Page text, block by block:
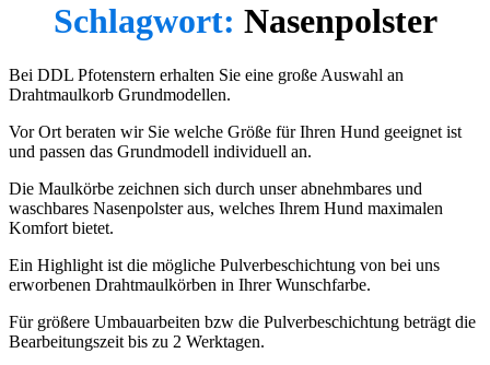
Schlagwort: Nasenpolster
Bei DDL Pfotenstern erhalten Sie eine große Auswahl an
Drahtmaulkorb Grundmodellen.
Vor Ort beraten wir Sie welche Größe für Ihren Hund geeignet ist
und passen das Grundmodell individuell an.
Die Maulkörbe zeichnen sich durch unser abnehmbares und
waschbares Nasenpolster aus, welches Ihrem Hund maximalen
Komfort bietet.
Ein Highlight ist die mögliche Pulverbeschichtung von bei uns
erworbenen Drahtmaulkörben in Ihrer Wunschfarbe.
Für größere Umbauarbeiten bzw die Pulverbeschichtung beträgt die
Bearbeitungszeit bis zu 2 Werktagen.